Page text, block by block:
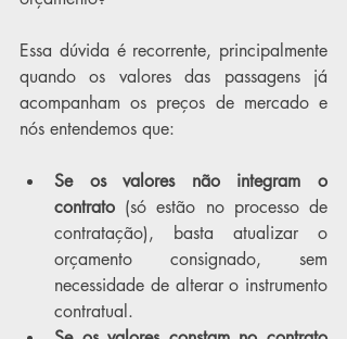
Essa dúvida é recorrente, principalmente
quando os valores das passagens já
acompanham os preços de mercado e
nós entendemos que:
Se os valores não integram o
contrato (só estão no processo de
contratação), basta atualizar o
orçamento consignado, sem
necessidade de alterar o instrumento
contratual.